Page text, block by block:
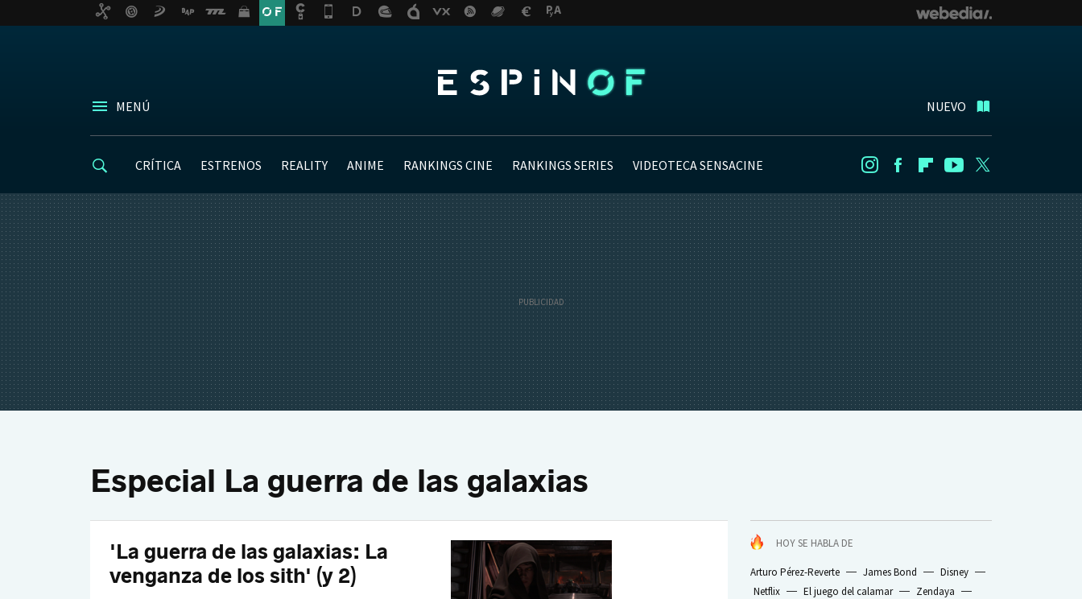
MENÚ NUEVO
CRÍTICA ESTRENOS REALITY ANIME RANKINGS CINE RANKINGS SERIES VIDEOTECA SENSACINE InstagramFacebookFlipboard
Youtube
Especial La guerra de las galaxias
HOY SE HABLA DE
Arturo Pérez-Reverte James Bond
Disney
Netflix
El juego del calamar
Zendaya
'La guerra de las galaxias: La
venganza de los sith' (y 2)